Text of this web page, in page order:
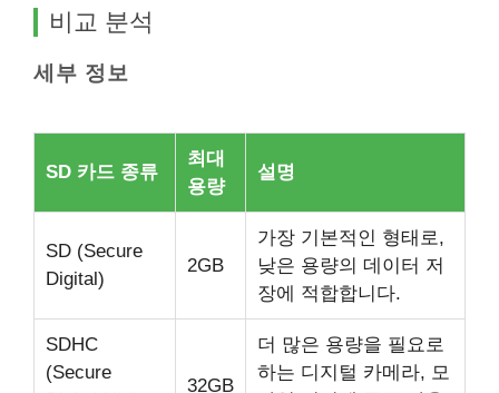
비교 분석
세부 정보
SD 카드 종류
최대
용량
설명
SD (Secure
Digital)
2GB
가장 기본적인 형태로,
낮은 용량의 데이터 저
장에 적합합니다.
SDHC
(Secure
32GB
더 많은 용량을 필요로
하는 디지털 카메라, 모